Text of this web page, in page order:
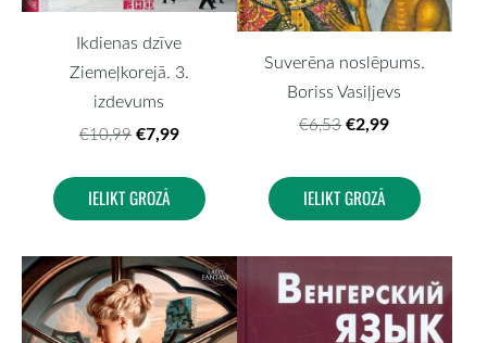
Ikdienas dzīve
Ziemeļkorejā. 3.
izdevums
€10,99 €7,99
IELIKT GROZĀ
Suverēna noslēpums.
Boriss Vasiļjevs
€6,53 €2,99
IELIKT GROZĀ